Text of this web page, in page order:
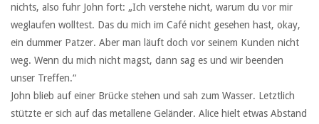
nichts, also fuhr John fort: „Ich verstehe nicht, warum du vor mir
weglaufen wolltest. Das du mich im Café nicht gesehen hast, okay,
ein dummer Patzer. Aber man läuft doch vor seinem Kunden nicht
weg. Wenn du mich nicht magst, dann sag es und wir beenden
unser Treffen.“
John blieb auf einer Brücke stehen und sah zum Wasser. Letztlich
stützte er sich auf das metallene Geländer. Alice hielt etwas Abstand